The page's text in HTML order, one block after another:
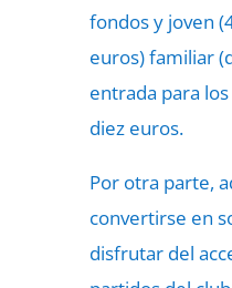
fondos y joven
euros) familiar
entrada para
diez euros.
Por otra parte,
convertirse en
disfrutar del